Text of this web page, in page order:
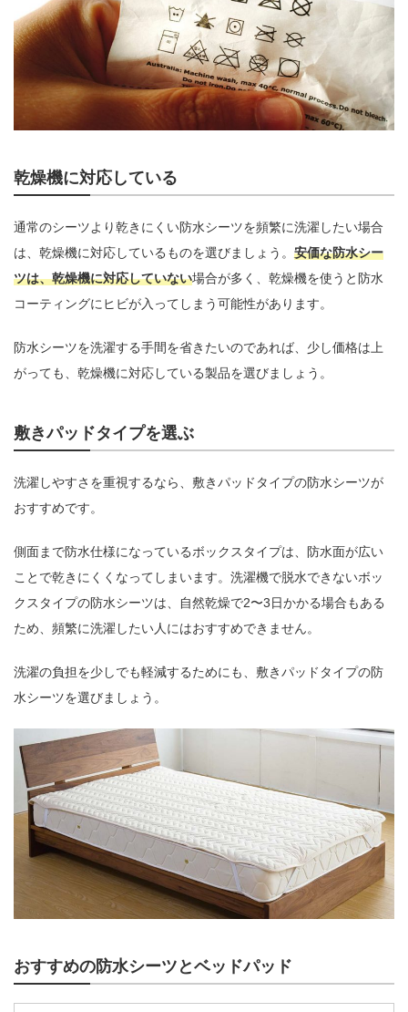
乾燥機に対応している
通常のシーツより乾きにくい防水シーツを頻繁に洗濯したい場合
は、乾燥機に対応しているものを選びましょう。 安価な防水シー
ツは、乾燥機に対応していない場合が多く、乾燥機を使うと防水
コーティングにヒビが入ってしまう可能性があります。
防水シーツを洗濯する手間を省きたいのであれば、少し価格は上
がっても、乾燥機に対応している製品を選びましょう。
敷きパッドタイプを選ぶ
洗濯しやすさを重視するなら、敷きパッドタイプの防水シーツが
おすすめです。
側面まで防水仕様になっているボックスタイプは、防水面が広い
ことで乾きにくくなってしまいます。洗濯機で脱水できないボッ
クスタイプの防水シーツは、自然乾燥で2〜3日かかる場合もある
ため、頻繁に洗濯したい人にはおすすめできません。
洗濯の負担を少しでも軽減するためにも、敷きパッドタイプの防
水シーツを選びましょう。
おすすめの防水シーツとベッドパッド